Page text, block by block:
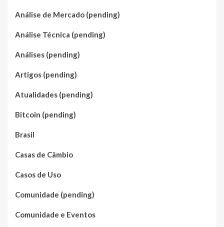
Análise de Mercado (pending)
Análise Técnica (pending)
Análises (pending)
Artigos (pending)
Atualidades (pending)
Bitcoin (pending)
Brasil
Casas de Câmbio
Casos de Uso
Comunidade (pending)
Comunidade e Eventos